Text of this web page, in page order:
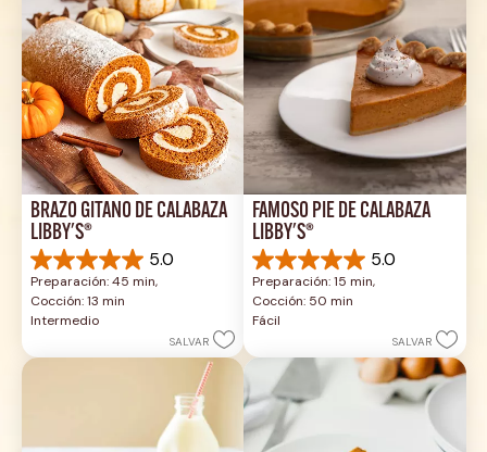
BRAZO GITANO DE CALABAZA
LIBBY'S®
5.0
5.0
de
5
estrellas.
reseña
Preparación: 45 min,
Cocción: 13 min
Intermedio
SALVAR
FAMOSO PIE DE CALABAZA
LIBBY'S®
5.0
5.0
de
5
estrellas.
reseñas
Preparación: 15 min,
Cocción: 50 min
Fácil
SALVAR